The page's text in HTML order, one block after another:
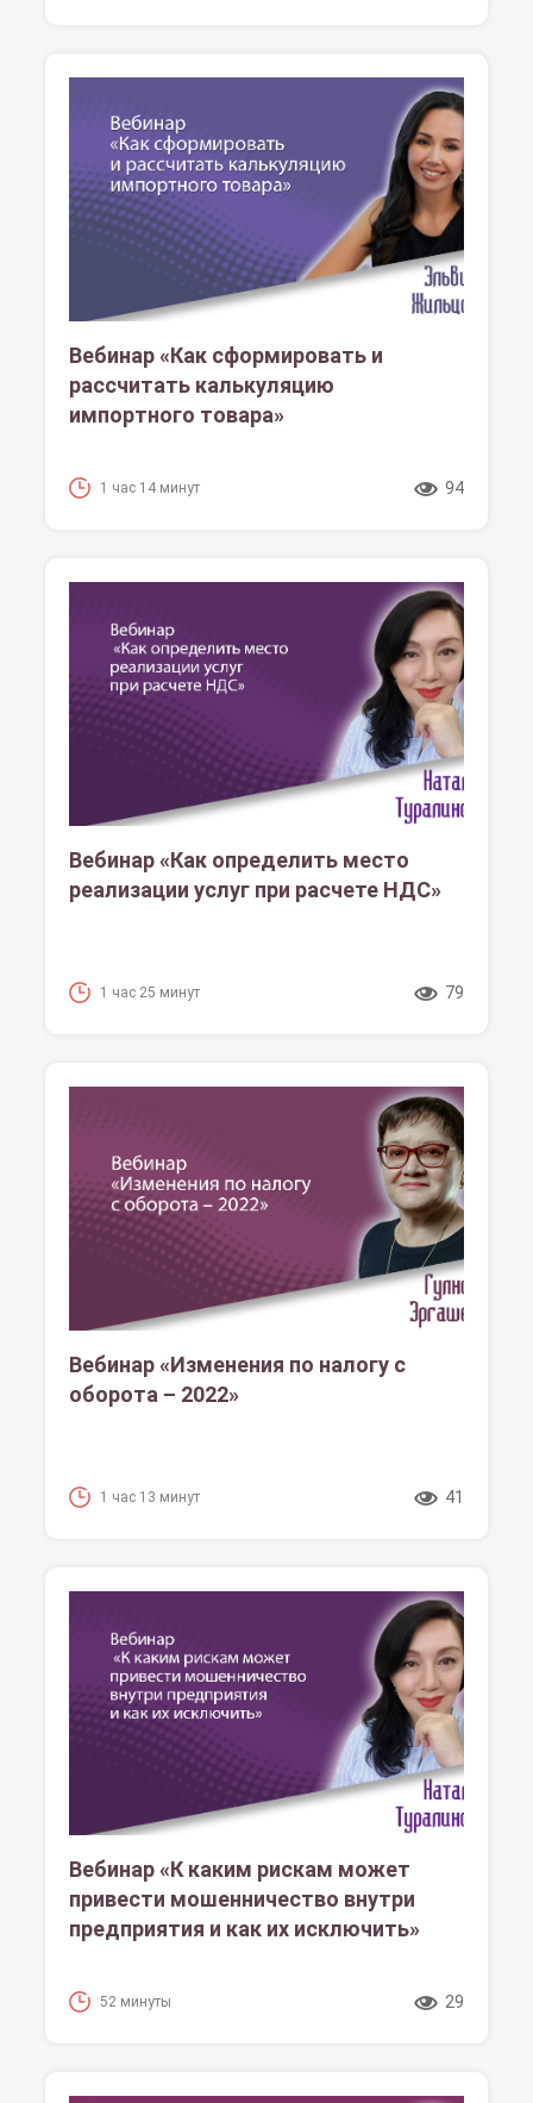
Вебинар «Как сформировать и
рассчитать калькуляцию
импортного товара»
1 час 14 минут 94
Вебинар «Как определить место
реализации услуг при расчете НДС»
1 час 25 минут 79
Вебинар «Изменения по налогу с
оборота – 2022»
1 час 13 минут 41
Вебинар «К каким рискам может
привести мошенничество внутри
предприятия и как их исключить»
52 минуты 29